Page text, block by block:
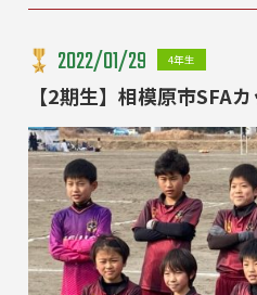
2022/01/29 4年生
【2期生】相模原市SFA